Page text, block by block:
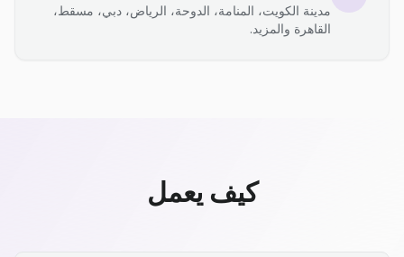
مدينة الكويت، المنامة، الدوحة، الرياض، دبي، مسقط،
القاهرة والمزيد.
كيف يعمل